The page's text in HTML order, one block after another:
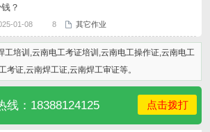
？
01-08 8 其它作业
工培训,云南电工考证培训,云南电工操作证,云南电工
考证,云南焊工证,云南焊工审证等。
线：18388124125 点击拨打